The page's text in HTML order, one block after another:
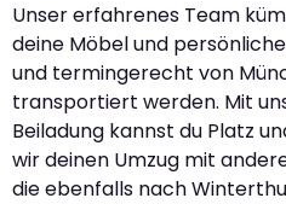
Unser erfahrenes Team
deine Möbel und
und termingerecht von
transportiert werden. Mit
Beiladung kannst du Platz
wir deinen Umzug mit
die ebenfalls nach